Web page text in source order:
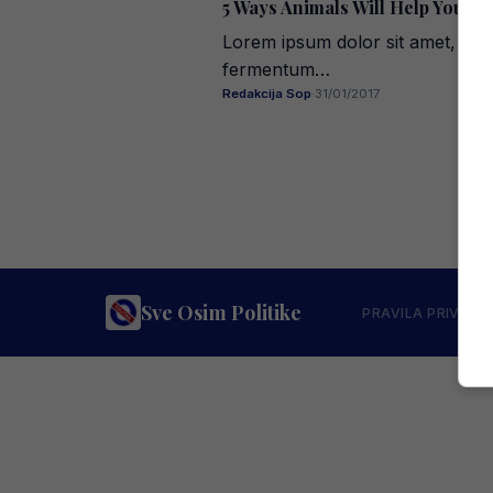
5 Ways Animals Will Help You
Lorem ipsum dolor sit amet,
fermentum…
Redakcija Sop·31/01/2017
Sve Osim Politike PRAVILA